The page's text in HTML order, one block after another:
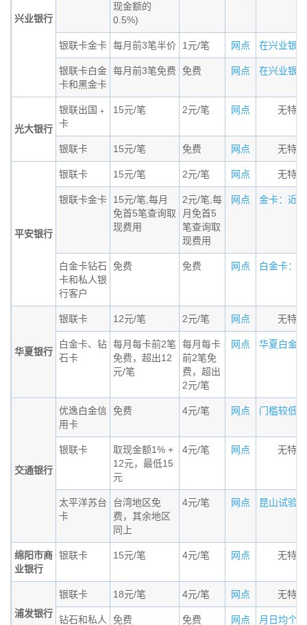
兴业银行
现金额的
0.5%)
银联卡金卡 每月前3笔半价 1元/笔 网点 在兴业银
银联卡白金
卡和黑金卡
每月前3笔免费 免费 网点 在兴业银
光大银行
银联出国﹢
卡
15元/笔 2元/笔 网点 无特
银联卡 15元/笔 免费 网点 无特
平安银行
银联卡 15元/笔 2元/笔 网点 无特
银联卡金卡
15元/笔,每月
免首5笔查询取
现费用
2元/笔,每
月免首5
笔查询取
现费用
网点 金卡：近
白金卡钻石
卡和私人银
行客户
免费 免费 网点 白金卡：
华夏银行
银联卡 12元/笔 2元/笔 网点 无特
白金卡、钻
石卡
每月每卡前2笔
免费，超出12
元/笔
每月每卡
前2笔免
费，超出
2元/笔
网点 华夏白金
交通银行
优逸白金信
用卡
免费 4元/笔 网点 门槛较低
银联卡
取现金额1% +
12元，最低15
元
4元/笔 网点 无特
太平洋苏台
卡
台湾地区免
费，其余地区
同上
4元/笔 网点 昆山试验
绵阳市商
业银行
银联卡 15元/笔 4元/笔 网点 无特
浦发银行
银联卡 18元/笔 4元/笔 网点 无特
钻石和私人
免费 免费 网点 月日均个